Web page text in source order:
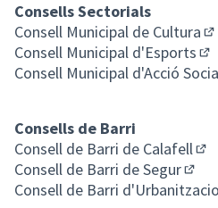
Consells Sectorials
Consell Municipal de Cultura
Consell Municipal d'Esports
Consell Municipal d'Acció
Consells de Barri
Consell de Barri de Calafell
Consell de Barri de Segur
Consell de Barri